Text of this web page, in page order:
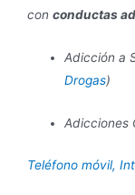
con conductas
Adicción a
Drogas)
Adicciones
Teléfono móvil,